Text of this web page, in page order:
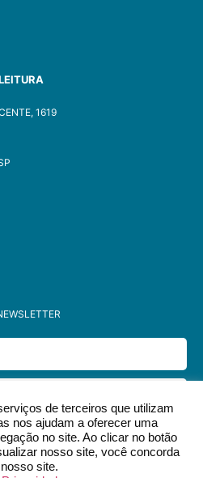
1619
ENVIAR
de terceiros que utilizam
nos ajudam a oferecer uma
no site. Ao clicar no botão
nosso site, você concorda
site.